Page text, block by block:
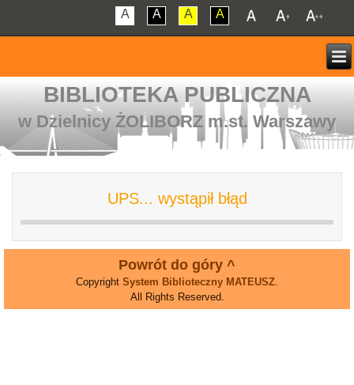
A A A A
BIBLIOTEKA PUBLICZNA
w Dzielnicy ŻOLIBORZ m.st. Warszawy
UPS... wystąpił błąd
Powrót do góry ^
Copyright System Biblioteczny MATEUSZ
All Rights Reserved.